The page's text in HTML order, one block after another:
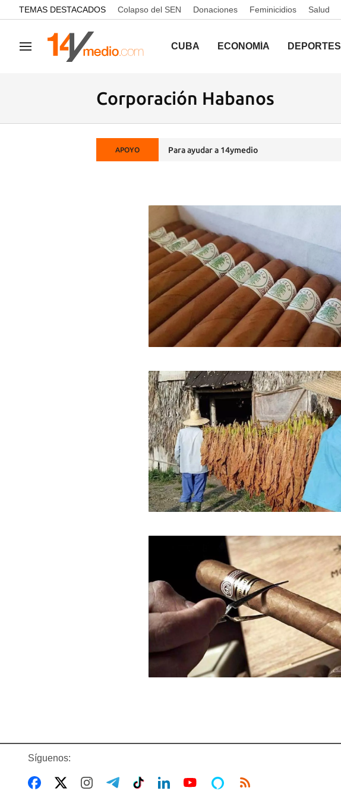
common.go-to-content
TEMAS DESTACADOS Colapso del SEN Donaciones Feminicidios Salud
Navegación CUBA ECONOMÍA DEPORTES
Corporación Habanos
APOYO Para ayudar a 14ymedio
Síguenos: